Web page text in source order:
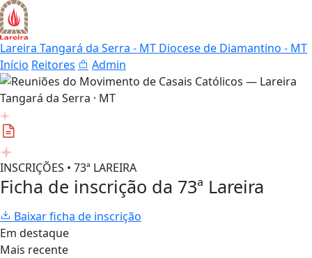
Lareira Tangará da Serra - MT Diocese de Diamantino - MT
Início Reitores Admin
INSCRIÇÕES • 73ª LAREIRA
Ficha de inscrição da 73ª Lareira
Baixar ficha de inscrição
Em destaque
Mais recente